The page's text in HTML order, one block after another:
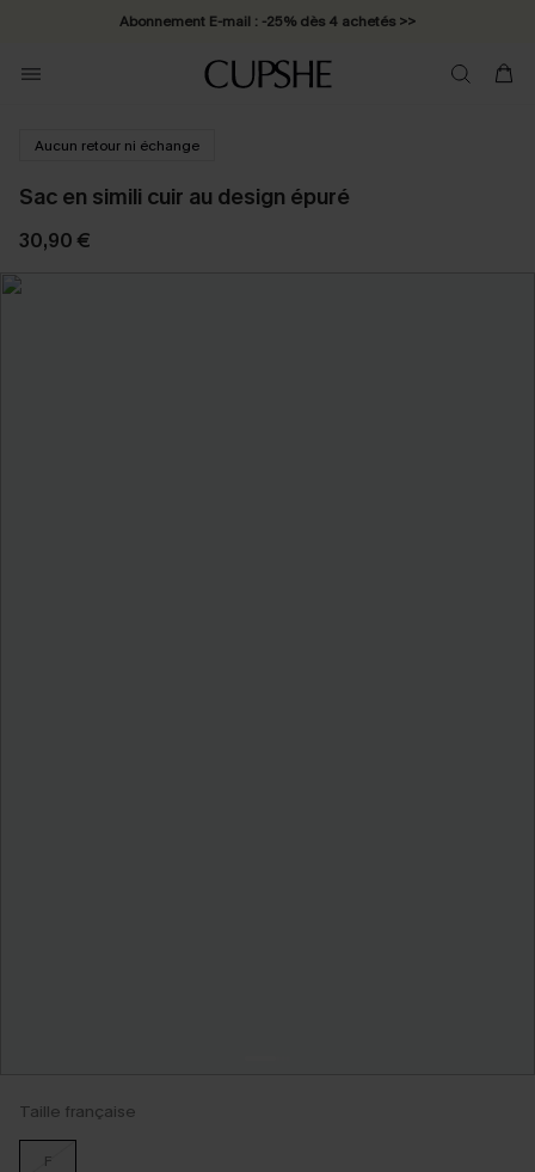
Abonnement E-mail : -25% dès 4 achetés >>
Aucun retour ni échange
Sac en simili cuir au design épuré
30,90 €
Taille française
F